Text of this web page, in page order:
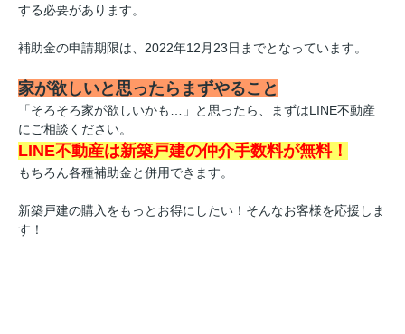
する必要があります。
補助金の申請期限は、2022年12月23日までとなっています。
家が欲しいと思ったらまずやること
「そろそろ家が欲しいかも…」と思ったら、まずはLINE不動産
にご相談ください。
LINE不動産は新築戸建の仲介手数料が無料！
もちろん各種補助金と併用できます。
新築戸建の購入をもっとお得にしたい！そんなお客様を応援しま
す！